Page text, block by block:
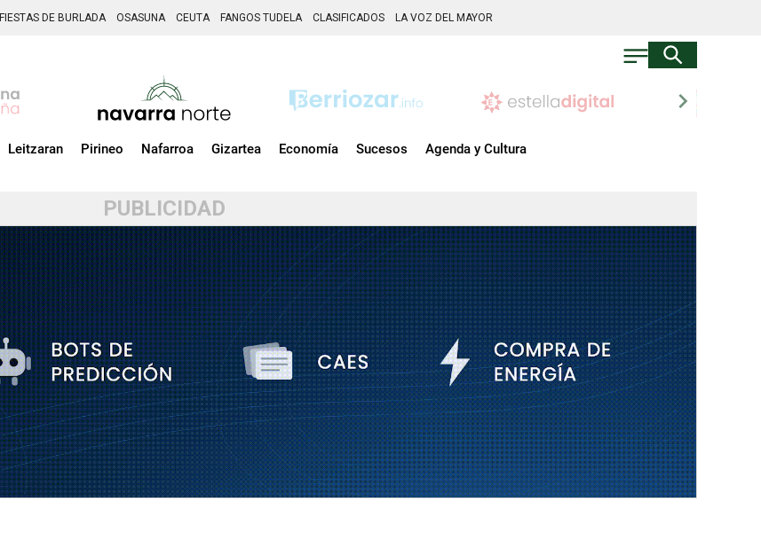
FIESTAS DE BURLADA OSASUNA CEUTA FANGOS TUDELA CLASIFICADOS LA VOZ DEL MAYOR
chevron_right
Leitzaran Pirineo Nafarroa Gizartea Economía Sucesos Agenda y Cultura
PUBLICIDAD